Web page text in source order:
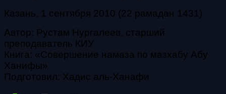
Казань, 1 сентября 2010 (22 рамадан 1431)
Автор: Рустам Нургалеев, старший
преподаватель КИУ
Книга: «Совершение намаза по мазхабу Абу
Ханифы»
Подготовил: Хадис аль-Ханафи